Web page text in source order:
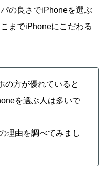
の良さでiPhoneを選ぶ
までiPhoneにこだわる
の方が優れていると
を選ぶ人は多いで
理由を調べてみまし